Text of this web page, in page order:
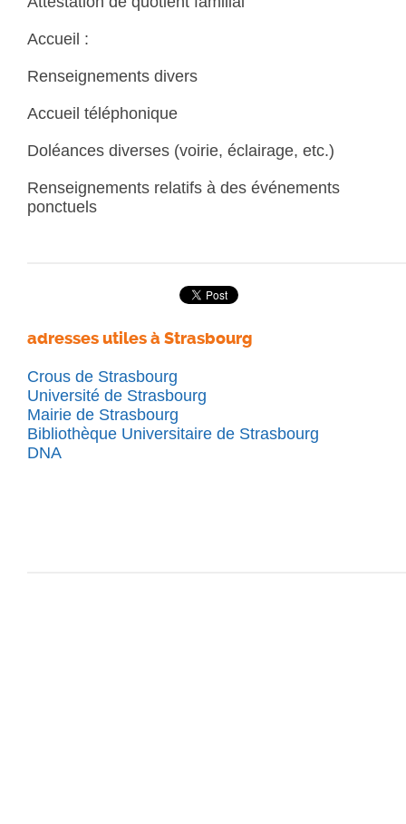
Accueil :
Renseignements divers
Accueil téléphonique
Doléances diverses (voirie, éclairage, etc.)
Renseignements relatifs à des événements
ponctuels
adresses utiles à Strasbourg
Crous de Strasbourg
Université de Strasbourg
Mairie de Strasbourg
Bibliothèque Universitaire de Strasbourg
DNA